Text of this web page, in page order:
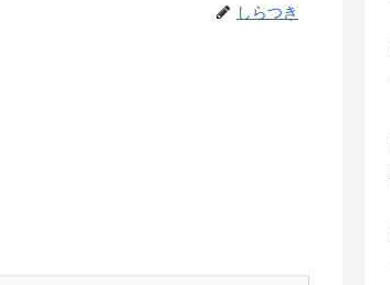
しらつき